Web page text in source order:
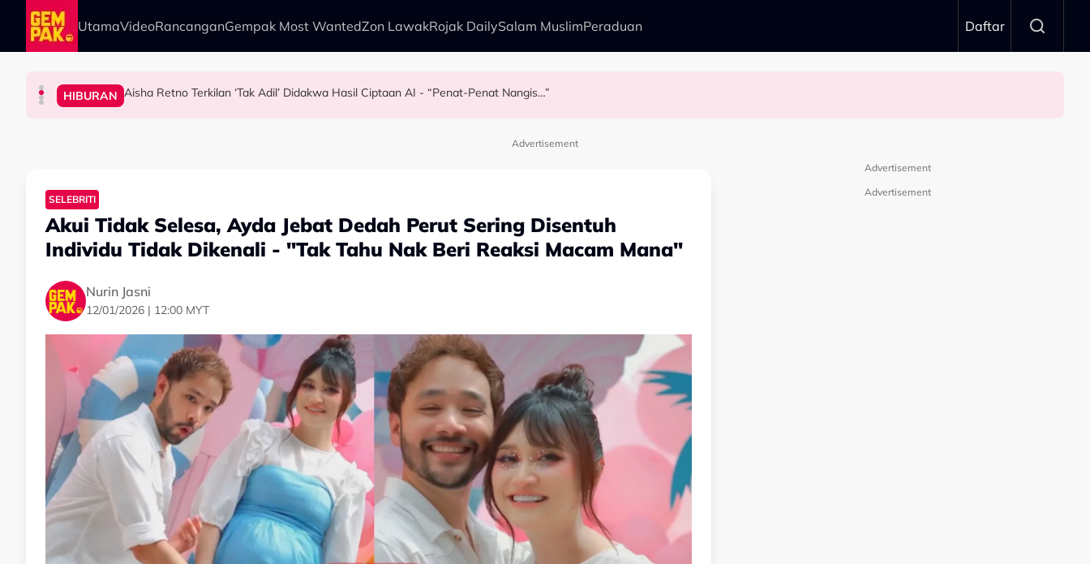
Skip to main content
UtamaVideoRancanganGempak Most WantedZon LawakRojak DailySalam MuslimPeraduan Daftar
HIBURAN Bawa Anak Ke Klinik, Syasya Rizal Terkejut Dikenali Doktor
HIBURAN Aisha Retno Terkilan ‘Tak Adil’ Didakwa Hasil Ciptaan AI - “Penat-Penat Nangis…”
HIBURAN Usia 57 Tahun Masih Nampak Muda, Rashdan Baba Kongsi Rahsia - “Ajaran Dari Arwah Bapa, Sebelum Tidur…”
HIBURAN Netizen Beri 'Warning' Buat Azeva & A. Aida
Advertisement
SELEBRITI
Akui Tidak Selesa, Ayda Jebat Dedah Perut Sering Disentuh
Individu Tidak Dikenali - "Tak Tahu Nak Beri Reaksi Macam Mana"
Nurin Jasni
12/01/2026 | 12:00 MYT
Advertisement
Advertisement